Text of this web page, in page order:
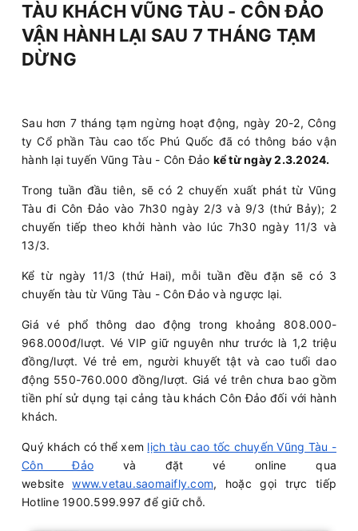
TÀU KHÁCH VŨNG TÀU - CÔN ĐẢO
VẬN HÀNH LẠI SAU 7 THÁNG TẠM
DỪNG
Sau hơn 7 tháng tạm ngừng hoạt động, ngày 20-2, Công
ty Cổ phần Tàu cao tốc Phú Quốc đã có thông báo vận
hành lại tuyến Vũng Tàu - Côn Đảo kể từ ngày 2.3.2024.
Trong tuần đầu tiên, sẽ có 2 chuyến xuất phát từ Vũng
Tàu đi Côn Đảo vào 7h30 ngày 2/3 và 9/3 (thứ Bảy); 2
chuyến tiếp theo khởi hành vào lúc 7h30 ngày 11/3 và
13/3.
Kể từ ngày 11/3 (thứ Hai), mỗi tuần đều đặn sẽ có 3
chuyến tàu từ Vũng Tàu - Côn Đảo và ngược lại.
Giá vé phổ thông dao động trong khoảng 808.000-
968.000đ/lượt. Vé VIP giữ nguyên như trước là 1,2 triệu
đồng/lượt. Vé trẻ em, người khuyết tật và cao tuổi dao
động 550-760.000 đồng/lượt. Giá vé trên chưa bao gồm
tiền phí sử dụng tại cảng tàu khách Côn Đảo đối với hành
khách.
Quý khách có thể xem lịch tàu cao tốc chuyến Vũng Tàu -
Côn Đảo và đặt vé online qua
websitewww.vetau.saomaifly.com, hoặc gọi trực tiếp
Hotline 1900.599.997 để giữ chỗ.